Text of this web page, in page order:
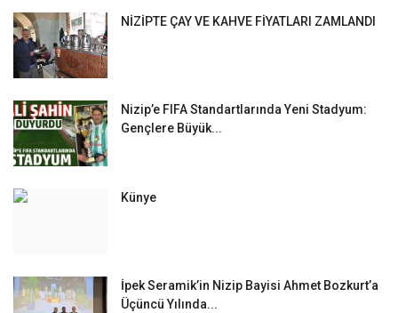
NİZİPTE ÇAY VE KAHVE FİYATLARI ZAMLANDI
Nizip’e FIFA Standartlarında Yeni Stadyum:
Gençlere Büyük...
Künye
İpek Seramik’in Nizip Bayisi Ahmet Bozkurt’a
Üçüncü Yılında...